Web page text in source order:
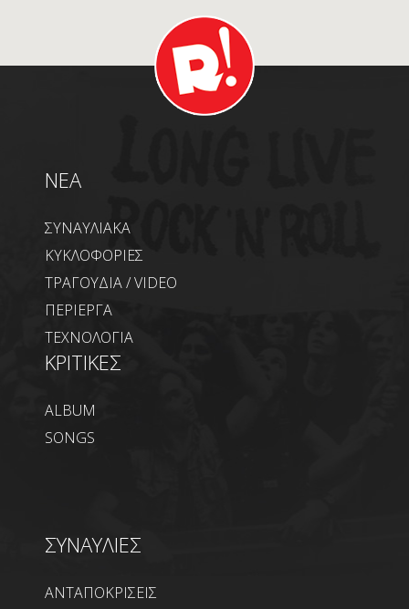
NEA
ΣΥΝΑΥΛΙΑΚΑ
ΚΥΚΛΟΦΟΡΙΕΣ
ΤΡΑΓΟΥΔΙΑ / VIDEO
ΠΕΡΙΕΡΓΑ
ΤΕΧΝΟΛΟΓΙΑ
ΚΡΙΤΙΚΕΣ
ALBUM
SONGS
ΣΥΝΑΥΛΙΕΣ
ΑΝΤΑΠΟΚΡΙΣΕΙΣ